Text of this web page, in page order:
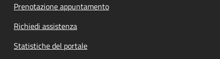
Prenotazione appuntamento
Richiedi assistenza
Statistiche del portale